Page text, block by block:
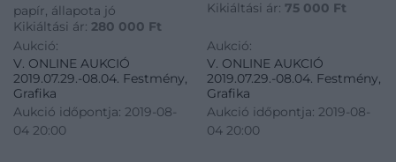
papír, állapota jó
Kikiáltási ár: 280 000 Ft
Aukció:
V. ONLINE AUKCIÓ
2019.07.29.-08.04. Festmény,
Grafika
Aukció időpontja: 2019-08-
04 20:00
Kikiáltási ár: 75 000 Ft
Aukció:
V. ONLINE AUKCIÓ
2019.07.29.-08.04. Festmény,
Grafika
Aukció időpontja: 2019-08-
04 20:00